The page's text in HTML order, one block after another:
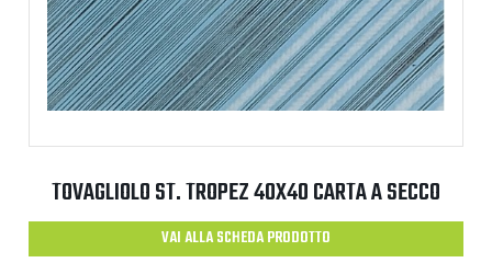
TOVAGLIOLO ST. TROPEZ 40X40 CARTA A SECCO
VAI ALLA SCHEDA PRODOTTO